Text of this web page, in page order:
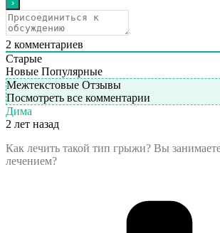
2 комментариев
Старые
Новые Популярные
Межтекстовые Отзывы
Посмотреть все комментарии
Дима
2 лет назад
Как лечить такой тип грыжи? Вы
лечением?